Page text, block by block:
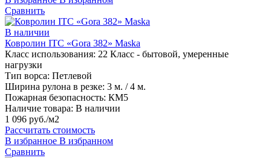
Сравнить
В наличии
Ковролин ITC «Gora 382» Maska
Класс использования: 22 Класс - бытовой, умеренные
нагрузки
Тип ворса: Петлевой
Ширина рулона в резке: 3 м. / 4 м.
Пожарная безопасность: КМ5
Наличие товара: В наличии
1 096 руб./м2
Рассчитать стоимость
В избранное В избранном
Сравнить